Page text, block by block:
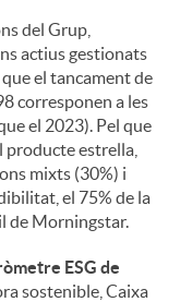
del Grup,
actius gestionats
el tancament de
corresponen a les
el 2023). Pel que
producte estrella,
mixts (30%) i
el 75% de la
de Morningstar.
ESG de
sostenible, Caixa